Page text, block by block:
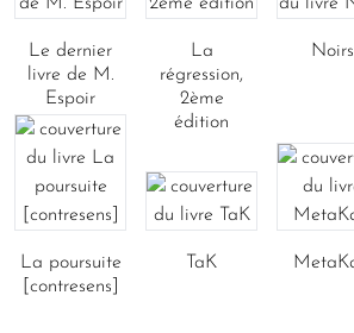
Le dernier
livre de M.
Espoir
La
régression,
2ème
édition
Noirs
La poursuite
[contresens]
TaK